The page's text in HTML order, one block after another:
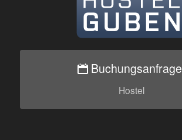
Buchungsanfrage
Hostel